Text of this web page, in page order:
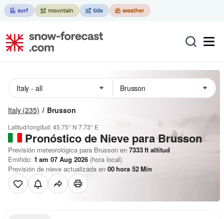
Italy (235) Brusson
Latitud/longitud:45.75° N 7.73° E
Pronóstico de Nievepara Brusson
Previsión meteorológica para Brusson en 7333ft altitud
Emitido: 1 am 07 Aug 2026 (hora local)
Previsión de nieve actualizada en 00hora 52Min